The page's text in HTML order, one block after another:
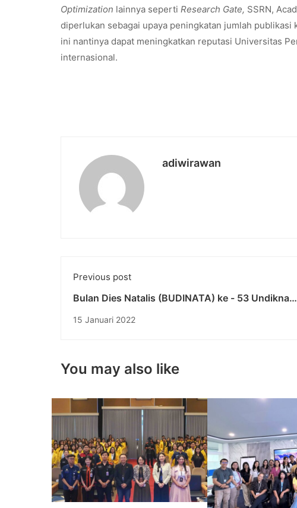
Optimization lainnya seperti Research Gate, SSRN,
diperlukan sebagai upaya peningkatan jumlah
ini nantinya dapat meningkatkan reputasi Universitas
internasional.
adiwirawan
Previous post
Bulan Dies Natalis (BUDINATA) ke - 53 Undiknas :
15 Januari 2022
You may also like